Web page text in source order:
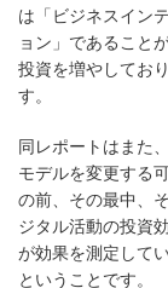
は「ビジネスイン
ョン」であること
投資を増やしてお
す。
同レポートはまた
モデルを変更する
の前、その最中、
ジタル活動の投資
が効果を測定して
ということです。